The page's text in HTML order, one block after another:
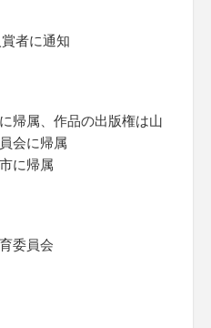
者に通知
帰属、作品の出版権は山
会に帰属
に帰属
委員会